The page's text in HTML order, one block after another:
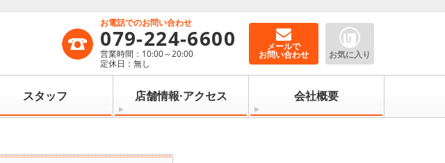
お電話でのお問い合わせ
079-224-6600
営業時間：10:00～20:00
定休日：無し
メールで
お問い合わせ お気に入り
スタッフ 店舗情報·アクセス 会社概要